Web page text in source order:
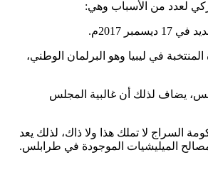
في ليبيا وهو البرلمان الوطني،
يضاف لذلك أن غالبية المجلس
السراج لا تملك هذا ولا ذاك، لذلك يعد
الميليشيات الموجودة في طرابلس.